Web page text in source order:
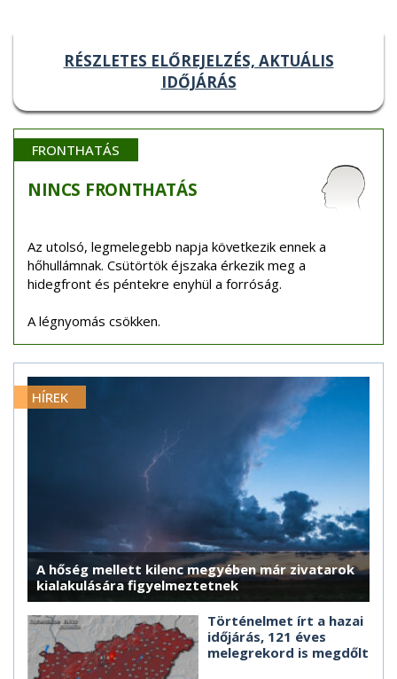
RÉSZLETES ELŐREJELZÉS, AKTUÁLIS
IDŐJÁRÁS
FRONTHATÁS
NINCS FRONTHATÁS
Az utolsó, legmelegebb napja következik ennek a
hőhullámnak. Csütörtök éjszaka érkezik meg a
hidegfront és péntekre enyhül a forróság.
A légnyomás csökken.
HÍREK
A hőség mellett kilenc megyében már zivatarok
kialakulására figyelmeztetnek
Történelmet írt a hazai
időjárás, 121 éves
melegrekord is megdőlt